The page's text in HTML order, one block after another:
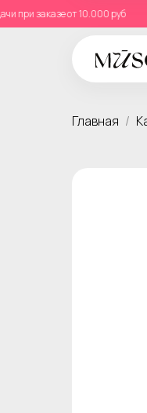
при заказе от 10.000 руб
Главная